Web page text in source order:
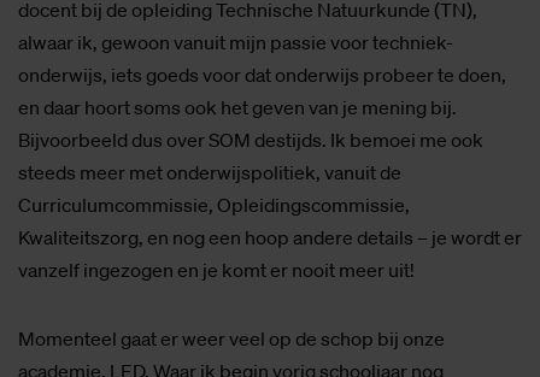
docent bij de opleiding Technische Natuurkunde (TN),
alwaar ik, gewoon vanuit mijn passie voor techniek-
onderwijs, iets goeds voor dat onderwijs probeer te doen,
en daar hoort soms ook het geven van je mening bij.
Bijvoorbeeld dus over SOM destijds. Ik bemoei me ook
steeds meer met onderwijspolitiek, vanuit de
Curriculumcommissie, Opleidingscommissie,
Kwaliteitszorg, en nog een hoop andere details – je wordt er
vanzelf ingezogen en je komt er nooit meer uit!
Momenteel gaat er weer veel op de schop bij onze
academie, LED. Waar ik begin vorig schooljaar nog